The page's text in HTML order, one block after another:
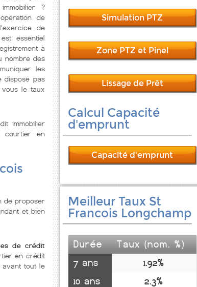
?
de
de
essentiel
à
nombre des
les
dispose pas
vous le taux
immobilier
courtier en
de proposer
et bien
de crédit
en crédit
avant tout le
Simulation PTZ
Zone PTZ et Pinel
Lissage de Prêt
Calcul Capacité
d'emprunt
Capacité d'emprunt
Meilleur Taux St
Francois Longchamp
Durée
Taux (nom. %)
7 ans
1.92%
10 ans
2.3%